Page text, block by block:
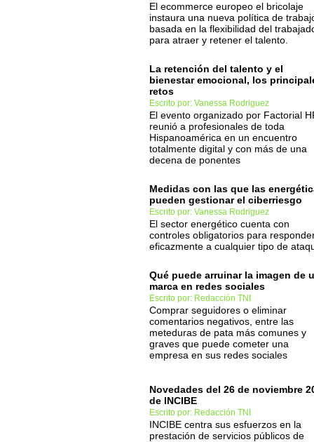
El ecommerce europeo el bricolaje
instaura una nueva política de
basada en la flexibilidad del
para atraer y retener el talento.
La retención del talento y el
bienestar emocional, los
retos
Escrito por: Vanessa Rodriguez
El evento organizado por Factorial
reunió a profesionales de toda
Hispanoamérica en un encuentro
totalmente digital y con más de una
decena de ponentes
Medidas con las que las
pueden gestionar el ciberriesgo
Escrito por: Vanessa Rodriguez
El sector energético cuenta con
controles obligatorios para
eficazmente a cualquier tipo de
Qué puede arruinar la imagen de
marca en redes sociales
Escrito por: Redacción TNI
Comprar seguidores o eliminar
comentarios negativos, entre las
meteduras de pata más comunes y
graves que puede cometer una
empresa en sus redes sociales
Novedades del 26 de noviembre
de INCIBE
Escrito por: Redacción TNI
INCIBE centra sus esfuerzos en la
prestación de servicios públicos de